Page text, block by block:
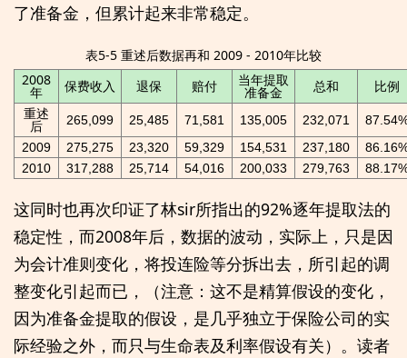
了准备金，但累计起来非常稳定。
表5-5 重述后数据再和 2009 - 2010年比较
2008
年 保费收入 退保 赔付 当年提取
准备金 总和 比例
重述
后
265,099 25,485 71,581 135,005 232,071
2009
275,275 23,320 59,329 154,531 237,180
2010
317,288 25,714 54,016 200,033 279,763
这同时也再次印证了林sir所指出的92%逐年提取法的
稳定性，而2008年后，数据的波动，实际上，只是因
为会计准则变化，将投连险等分拆出去，所引起的调
整变化引起而已，（注意：这不是精算假设的变化，
因为准备金提取的假设，是几乎独立于保险公司的实
际经验之外，而只与生命表及利率假设有关）。读者